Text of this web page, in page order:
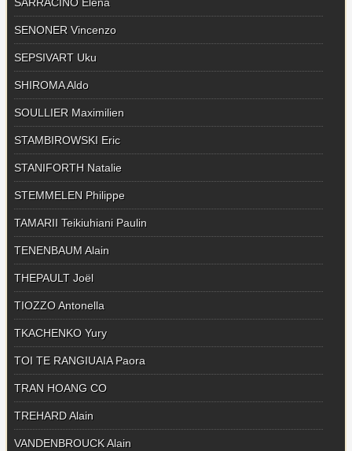
SENONER Vincenzo
SEPSIVART Uku
SHIROMA Aldo
SOULLIER Maximilien
STAMBIROWSKI Eric
STANIFORTH Natalie
STEMMELEN Philippe
TAMARII Teikiuhiani Paulin
TENENBAUM Alain
THEPAULT Joël
TIOZZO Antonella
TKACHENKO Yury
TOI TE RANGIUAIA Paora
TRAN HOANG CO
TREHARD Alain
VANDENBROUCK Alain